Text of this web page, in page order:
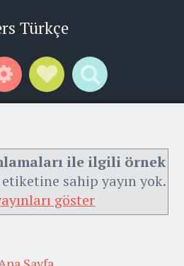
Türkçe
WidgetsSocial Links
Search
ile ilgili örnek
etiketine sahip yayın yok.
göster